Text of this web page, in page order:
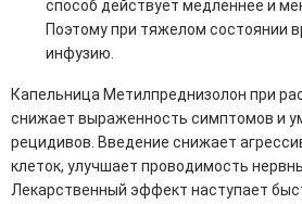
способ действует медленнее и
Поэтому при тяжелом состоянии
инфузию.
Капельница Метилпреднизолон при
снижает выраженность симптомов и
рецидивов. Введение снижает
клеток, улучшает проводимость
Лекарственный эффект наступает